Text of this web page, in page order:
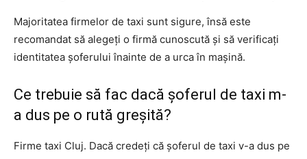
Majoritatea firmelor de taxi sunt sigure, însă este
recomandat să alegeți o firmă cunoscută și să verificați
identitatea șoferului înainte de a urca în mașină.
Ce trebuie să fac dacă șoferul de taxi m-
a dus pe o rută greșită?
Firme taxi Cluj. Dacă credeți că șoferul de taxi v-a dus pe